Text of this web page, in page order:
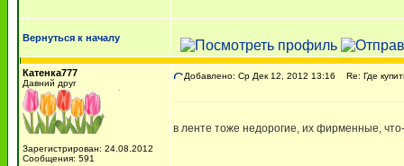
Вернуться к началу
Катенка777
Давний друг
Зарегистрирован: 24.08.2012
Сообщения: 591
Добавлено: Ср Дек 12, 2012 13:16 Re: Где
в ленте тоже недорогие, их фирменные,